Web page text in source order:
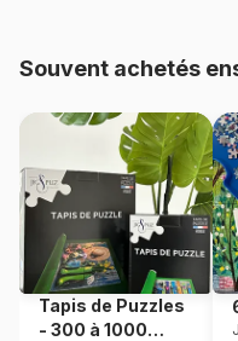
Référence
EAN
Nombre de pièces
Dimensions
Souvent achetés
Tapis de Puzzles
- 300 à 1000